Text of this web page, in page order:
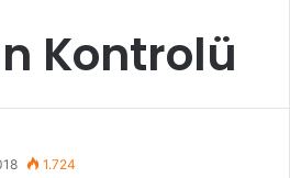
Kontrolü
1.724